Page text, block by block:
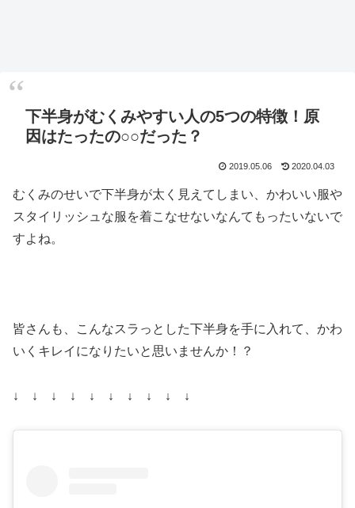
下半身がむくみやすい人の5つの特徴！原
因はたったの○○だった？
2019.05.06 2020.04.03
むくみのせいで下半身が太く見えてしまい、かわいい服や
スタイリッシュな服を着こなせないなんてもったいないで
すよね。
皆さんも、こんなスラっとした下半身を手に入れて、かわ
いくキレイになりたいと思いませんか！？
↓ ↓ ↓ ↓ ↓ ↓ ↓ ↓ ↓ ↓